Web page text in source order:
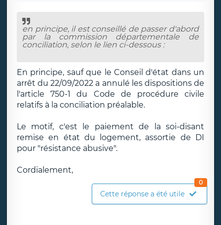
en principe, il est conseillé de passer d'abord
par la commission départementale de
conciliation, selon le lien ci-dessous :
En principe, sauf que le Conseil d'état dans un
arrêt du 22/09/2022 a annulé les dispositions de
l'article 750-1 du Code de procédure civile
relatifs à la conciliation préalable.
Le motif, c'est le paiement de la soi-disant
remise en état du logement, assortie de DI
pour "résistance abusive".
Cordialement,
Cette réponse a été utile
0